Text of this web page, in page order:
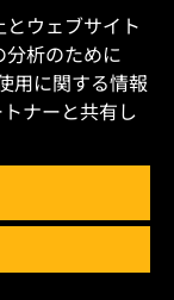
2F
ウェブサイト
析のために
用に関する情報
ナーと共有し